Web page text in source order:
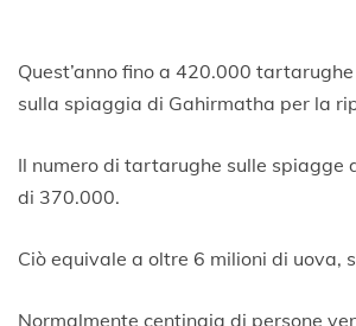
Quest’anno fino a 420.000
sulla spiaggia di Gahirmatha per la
Il numero di tartarughe sulle spiagge
di 370.000.
Ciò equivale a oltre 6 milioni di uova,
Normalmente centinaia di persone